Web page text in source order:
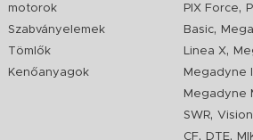
motorok
Szabványelemek
Tömlők
Kenőanyagok
PIX Force,
Basic,
Linea X,
Megadyne
Megadyne
SWR,Vision
CF, DTE,